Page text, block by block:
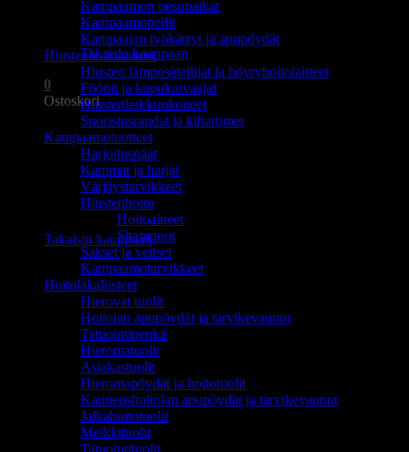
Ostoskori on tyhjä.
Takaisin kauppaan
0
Ostoskori
Ostoskori on tyhjä.
Takaisin kauppaan
Kampaamon pesupaikat
Kampaamopeilit
Kampaajan työkärryt ja apupöydät
Hiustenhoitolaitteet
Hiusten lämpösäteilijät ja höyryhoitolaitteet
Föönit ja kupukuivaajat
Hiustenleikkuukoneet
Suoristusraudat ja kihartimet
Kampaamotuotteet
Harjoituspäät
Kammat ja harjat
Värjäystarvikkeet
Hiustenhoito
Hoitoaineet
Shampoot
Sakset ja veitset
Kampaamotarvikkeet
Hoitolakalusteet
Hierovat tuolit
Hoitolan apupöydät ja tarvikevaunut
Tatuointipenkit
Hierontatuolit
Asiakastuolit
Hierontapöydät ja hoitotuolit
Kauneushoitolan apupöydät ja tarvikevaunut
Jalkahoitotuolit
Meikkituolit
Tatuointituolit